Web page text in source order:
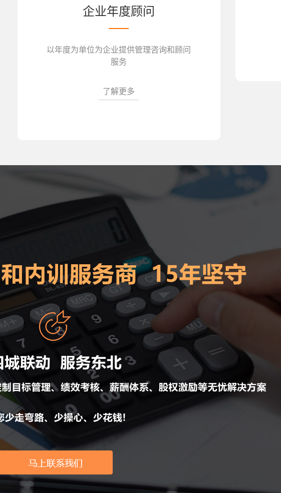
企业年度顾问
以年度为单位为企业提供管理咨询和顾问
服务
了解更多